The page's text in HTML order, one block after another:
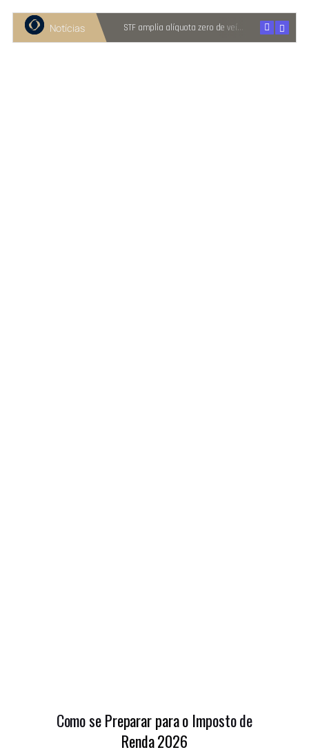
Notícias
Comitê Gestor do IBS propõe reter metade de 2027 STF amplia alíquota zero de veículos a PcD e pessoas com TEA
Como se Preparar para o Imposto de
Renda 2026